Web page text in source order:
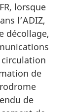
lorsque
l’ADIZ,
décollage,
de
de